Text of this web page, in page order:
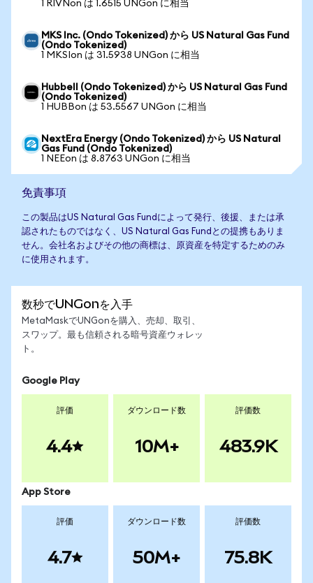
1 RIVNon は 1.6515 UNGon に相当
MKS Inc. (Ondo Tokenized) から US Natural Gas Fund
(Ondo Tokenized)
1 MKSIon は 31.5938 UNGon に相当
Hubbell (Ondo Tokenized) から US Natural Gas Fund
(Ondo Tokenized)
1 HUBBon は 53.5567 UNGon に相当
NextEra Energy (Ondo Tokenized) から US Natural
Gas Fund (Ondo Tokenized)
1 NEEon は 8.8763 UNGon に相当
免責事項
この製品はUS Natural Gas Fundによって発行、後援、または承
認されたものではなく、US Natural Gas Fundとの提携もありま
せん。会社名およびその他の商標は、原資産を特定するためのみ
に使用されます。
数秒でUNGonを入手
MetaMaskでUNGonを購入、売却、取引、
スワップ。最も信頼される暗号資産ウォレッ
ト。
Google Play
評価
4.4
ダウンロード数
10M+
評価数
483.9K
App Store
評価
4.7
ダウンロード数
50M+
評価数
75.8K